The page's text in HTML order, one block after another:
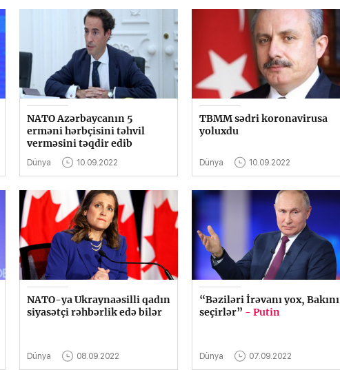
NATO Azərbaycanın 5
erməni hərbçisini təhvil
verməsini təqdir edib
Dünya 10.09.2022
TBMM sədri koronavirusa
yoluxdu
Dünya 10.09.2022
NATO-ya Ukraynaəsilli qadın
siyasətçi rəhbərlik edə bilər
Dünya 08.09.2022
“Bəziləri İrəvanı yox, Bakını
seçirlər” - Putin
Dünya 07.09.2022